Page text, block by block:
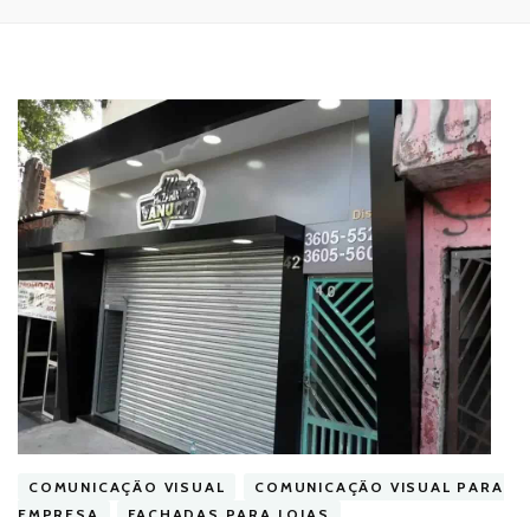
COMUNICAÇÃO VISUAL
COMUNICAÇÃO VISUAL PARA